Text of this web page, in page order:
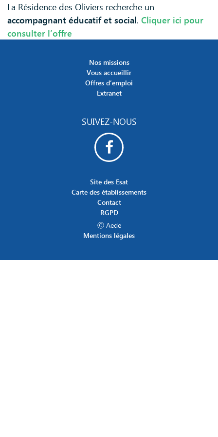
La Résidence des Oliviers recherche un
accompagnant éducatif et social. Cliquer ici pour
consulter l’offre
Nos missions
Vous accueillir
Offres d’emploi
Extranet
SUIVEZ-NOUS
Site des Esat
Carte des établissements
Contact
RGPD
Ⓒ Aede
Mentions légales